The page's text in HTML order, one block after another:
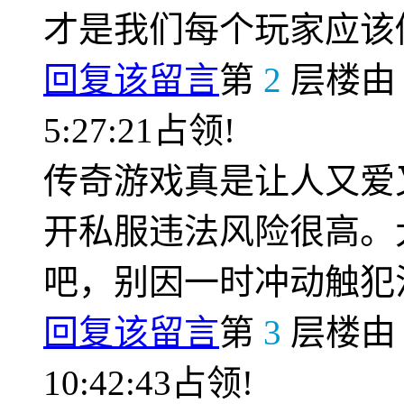
才是我们每个玩家应
回复该留言第 2 层楼由
5:27:21占领!
传奇游戏真是让人又
开私服违法风险很高
吧，别因一时冲动触
回复该留言第 3 层楼由
10:42:43占领!